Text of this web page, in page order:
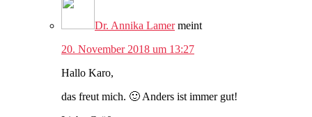
Dr. Annika Lamer meint
20. November 2018 um 13:27
Hallo Karo,
das freut mich. 🙂 Anders ist immer gut!